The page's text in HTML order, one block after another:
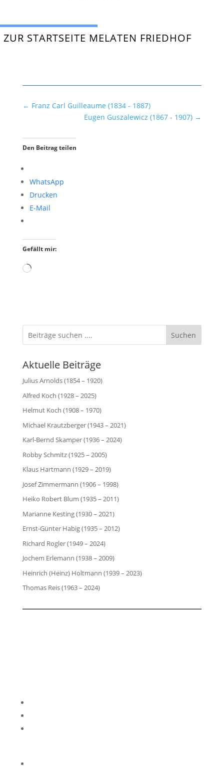
ZUR STARTSEITE MELATEN FRIEDHOF
← Franz Carl Guilleaume (1834 - 1887)
Eugen Guszalewicz (1867 - 1907) →
Den Beitrag teilen
WhatsApp
Drucken
E-Mail
Gefällt mir:
Wird
Suchen
Aktuelle Beiträge
Julius Arnolds (1854 – 1920)
Alfred Koch (1928 – 2025)
Helmut Koch (1908 – 1970)
Michael Krautzberger (1943 – 2021)
Karl-Bernd Skamper (1936 – 2024)
Robby Schmitz (1925 – 2005)
Klaus Hartmann (1929 – 2019)
Josef Zimmermann (1906 – 1998)
Heiko Robert Blum (1935 – 2011)
Marianne Kesting (1930 – 2021)
Ernst-Günter Habig (1935 – 2012)
Richard Rogler (1949 – 2024)
Jochem Erlemann (1938 – 2009)
Heinrich (Heinz) Holtmann (1939 – 2023)
Thomas Reis (1963 – 2024)